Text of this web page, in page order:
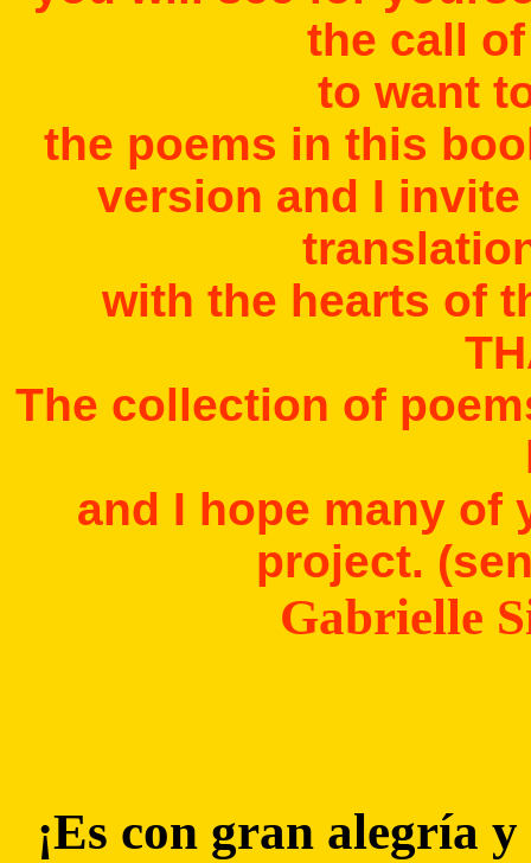
the call
to want
the poems in this
version and I
with the hearts of
The collection of
and I hope many
project.
Gabrielle
¡Es con gran alegría